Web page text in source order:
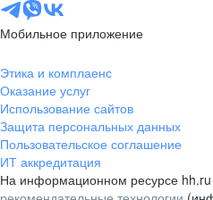
Мобильное приложение
Этика и комплаенс
Оказание услуг
Использование сайтов
Защита персональных данных
Пользовательское соглашение
ИТ аккредитация
На информационном ресурсе hh.ru